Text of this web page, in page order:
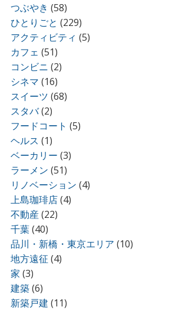
つぶやき (58)
ひとりごと (229)
アクティビティ (5)
カフェ (51)
コンビニ (2)
シネマ (16)
スイーツ (68)
スタバ(2)
フードコート (5)
ヘルス (1)
ベーカリー (3)
ラーメン (51)
リノベーション (4)
上島珈琲店(4)
不動産(22)
千葉(40)
品川・新橋・東京エリア (10)
地方遠征 (4)
家 (3)
建築(6)
新築戸建 (11)